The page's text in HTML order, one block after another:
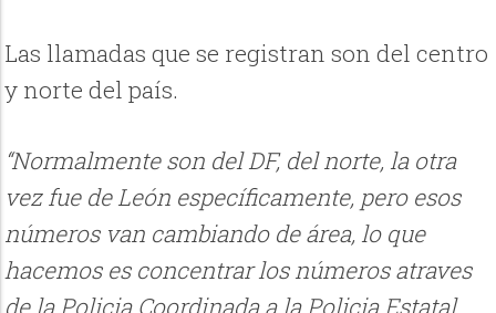
Las llamadas que se registran son del centro
y norte del país.
“Normalmente son del DF, del norte, la otra
vez fue de León específicamente, pero esos
números van cambiando de área, lo que
hacemos es concentrar los números atraves